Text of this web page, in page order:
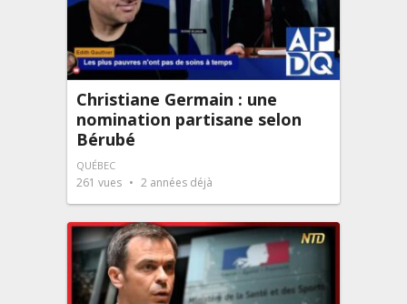
Christiane Germain : une
nomination partisane selon
Bérubé
QUÉBEC
261 vues 2 années déjà